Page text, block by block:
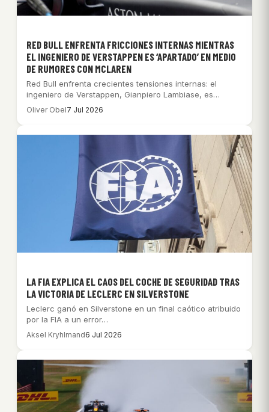
RED BULL ENFRENTA FRICCIONES INTERNAS MIENTRAS
EL INGENIERO DE VERSTAPPEN ES ‘APARTADO’ EN MEDIO
DE RUMORES CON MCLAREN
Red Bull enfrenta crecientes tensiones internas: el
ingeniero de Verstappen, Gianpiero Lambiase, es
‘apartado’ por…
Oliver Obel7 Jul 2026
LA FIA EXPLICA EL CAOS DEL COCHE DE SEGURIDAD TRAS
LA VICTORIA DE LECLERC EN SILVERSTONE
Leclerc ganó en Silverstone en un final caótico atribuido
por la FIA a un error…
Aksel Kryhlmand6 Jul 2026